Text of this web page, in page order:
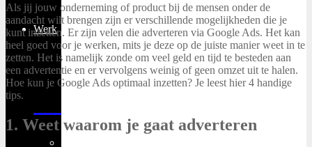
Werk
Als jij jouw onderneming of product bij de mensen onder de
aandacht wilt brengen zijn er verschillende mogelijkheden die je
kunt inzetten. Er zijn velen die adverteren via Google Ads. Het kan
heel goed voor je werken, mits je deze op de juiste manier weet in te
zetten. Het is namelijk zonde om veel geld en tijd te besteden aan
een advertentie en er vervolgens weinig of geen omzet uit te halen.
Hoe kun je Google Ads optimaal inzetten? Je leest hier 4 handige
tips.
1. Weet waarom je gaat adverteren